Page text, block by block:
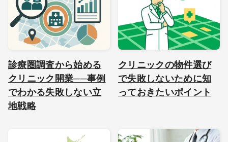
診療圏調査から始める
クリニック開業──事例
でわかる失敗しない立
地戦略
クリニックの物件選び
で失敗しないために知
っておきたいポイント